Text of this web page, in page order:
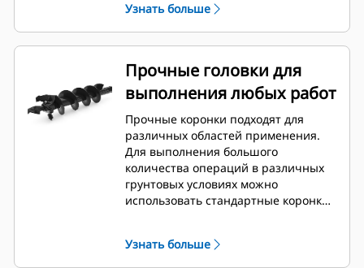
Модель A41 оснащается
регулируемым реверсивным
гидравлическим двигателем
одноступенчатым планетарным
редукторным приводом, который
коробку передач для достижения
оптимальной скорости буровой
коронки и выходного крутящего
момента в средних и сложных
условиях эксплуатации.
Модель A68 оснащается
редукторным гидравлическим
Узнать больше
Прочные головки для
выполнения любых работ
Прочные коронки подходят для
различных областей применения.
Для выполнения большого
количества операций в различных
грунтовых условиях можно
использовать стандартные коронки,
коронки для стандартных условий (с
Узнать больше